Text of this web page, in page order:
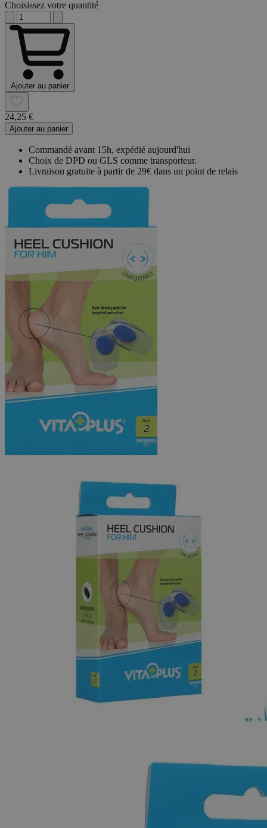
Choisissez votre quantité
Ajouter au panier
24,25 €
Ajouter au panier
Commandé avant 15h, expédié aujourd'hui
Choix de DPD ou GLS comme transporteur.
Livraison gratuite à partir de 29€ dans un point de relais